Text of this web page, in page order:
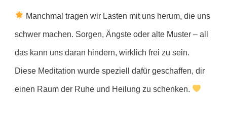
Manchmal tragen wir Lasten mit uns herum, die uns
schwer machen. Sorgen, Ängste oder alte Muster – all
das kann uns daran hindern, wirklich frei zu sein.
Diese Meditation wurde speziell dafür geschaffen, dir
einen Raum der Ruhe und Heilung zu schenken.